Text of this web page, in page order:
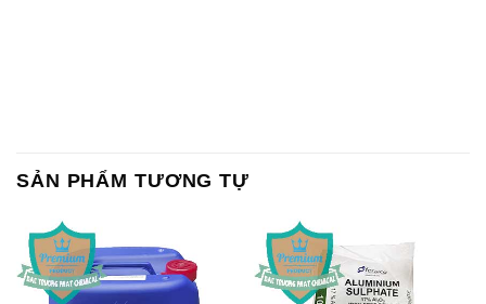
SẢN PHẨM TƯƠNG TỰ